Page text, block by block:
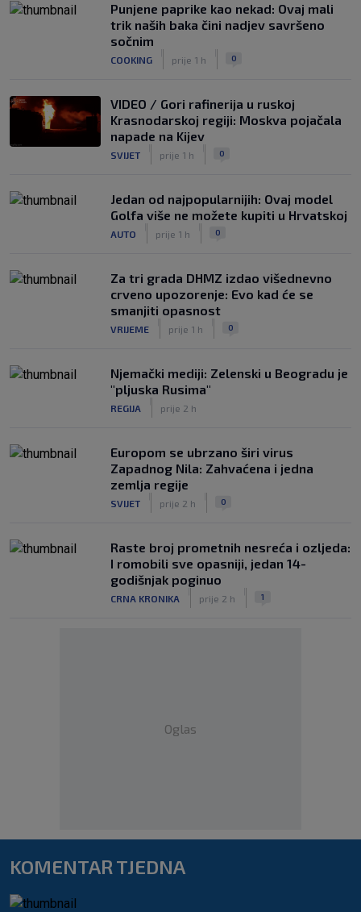
Punjene paprike kao nekad: Ovaj mali
trik naših baka čini nadjev savršeno
sočnim
COOKING prije 1 h 0
VIDEO / Gori rafinerija u ruskoj
Krasnodarskoj regiji: Moskva pojačala
napade na Kijev
SVIJET prije 1 h 0
Jedan od najpopularnijih: Ovaj model
Golfa više ne možete kupiti u Hrvatskoj
AUTO prije 1 h 0
Za tri grada DHMZ izdao višednevno
crveno upozorenje: Evo kad će se
smanjiti opasnost
VRIJEME prije 1 h 0
Njemački mediji: Zelenski u Beogradu je
"pljuska Rusima"
REGIJA prije 2 h
Europom se ubrzano širi virus
Zapadnog Nila: Zahvaćena i jedna
zemlja regije
SVIJET prije 2 h 0
Raste broj prometnih nesreća i ozljeda:
I romobili sve opasniji, jedan 14-
godišnjak poginuo
CRNA KRONIKA prije 2 h 1
Oglas
KOMENTAR TJEDNA